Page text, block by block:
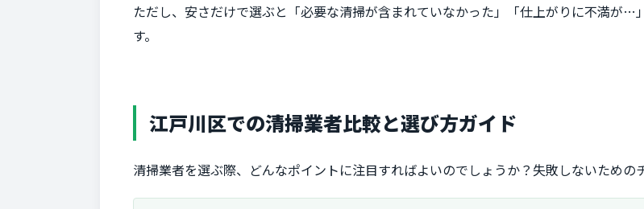
ただし、安さだけで選ぶと「必要な清掃が含まれていなかった」「仕上がりに不満が…
す。
江戸川区での清掃業者比較と選び方ガイド
清掃業者を選ぶ際、どんなポイントに注目すればよいのでしょうか？失敗しないための